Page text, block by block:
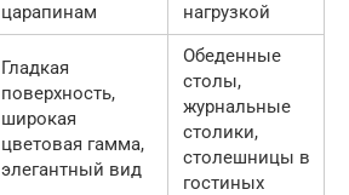
царапинам
нагрузкой
Гладкая
поверхность,
широкая
цветовая гамма,
элегантный вид
Обеденные
столы,
журнальные
столики,
столешницы в
гостиных